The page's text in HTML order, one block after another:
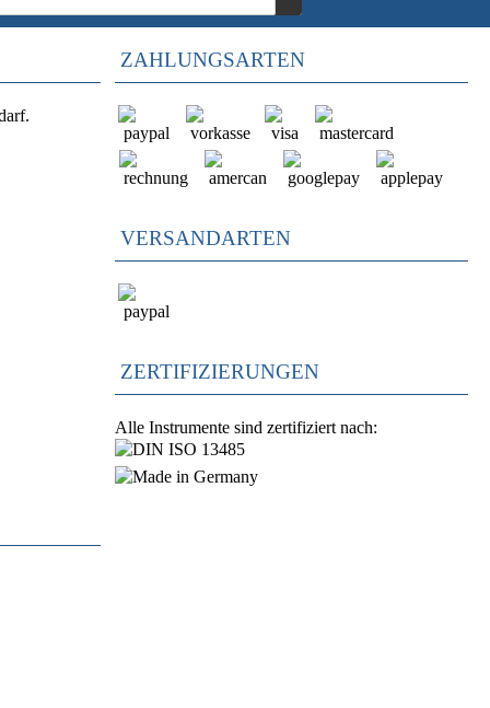
ZAHLUNGSARTEN
VERSANDARTEN
ZERTIFIZIERUNGEN
Alle Instrumente sind zertifiziert nach: